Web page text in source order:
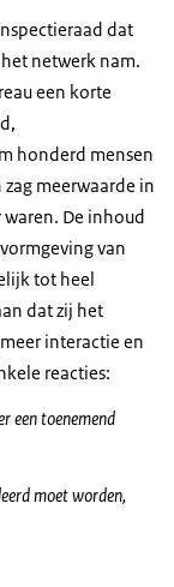
dat
netwerk nam.
een korte
honderd mensen
meerwaarde in
De inhoud
van
tot heel
dat zij het
interactie en
reacties:
een toenemend
moet worden,